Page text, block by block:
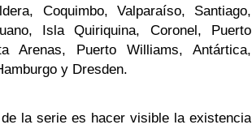
Coquimbo, Valparaíso, Santiago,
Isla Quiriquina, Coronel, Puerto
Arenas, Puerto Williams, Antártica,
y Dresden.
la serie es hacer visible la existencia